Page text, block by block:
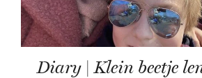
Diary | Klein beetje